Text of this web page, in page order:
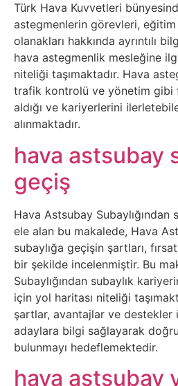
Film
Diğer
Sosyal
Medyalar
Dokümanlar
Domain
Download
E-
Devlet
Eğitim
Türk Hava Kuvvetleri
astegmenlerin görevleri,
olanakları hakkında ayrıntılı
hava astegmenlik mesleğine
niteliği taşımaktadır. Hava
trafik kontrolü ve yönetim gibi
aldığı ve kariyerlerini
alınmaktadır.
hava astsubay
geçiş
Hava Astsubay Subaylığından
ele alan bu makalede, Hava
subaylığa geçişin şartları,
bir şekilde incelenmiştir. Bu
Subaylığından subaylık
için yol haritası niteliği
şartlar, avantajlar ve destekler
adaylara bilgi sağlayarak
bulunmayı hedeflemektedir.
hava astsubay